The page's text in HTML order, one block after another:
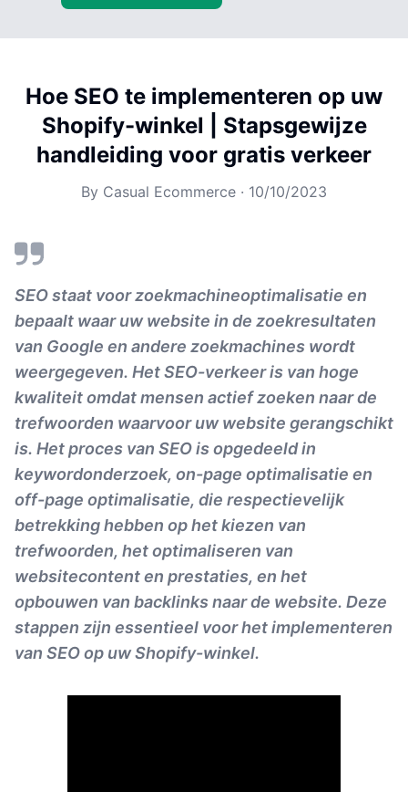
Hoe SEO te implementeren op uw
Shopify-winkel | Stapsgewijze
handleiding voor gratis verkeer
By Casual Ecommerce · 10/10/2023
SEO staat voor zoekmachineoptimalisatie en
bepaalt waar uw website in de zoekresultaten
van Google en andere zoekmachines wordt
weergegeven. Het SEO-verkeer is van hoge
kwaliteit omdat mensen actief zoeken naar de
trefwoorden waarvoor uw website gerangschikt
is. Het proces van SEO is opgedeeld in
keywordonderzoek, on-page optimalisatie en
off-page optimalisatie, die respectievelijk
betrekking hebben op het kiezen van
trefwoorden, het optimaliseren van
websitecontent en prestaties, en het
opbouwen van backlinks naar de website. Deze
stappen zijn essentieel voor het implementeren
van SEO op uw Shopify-winkel.